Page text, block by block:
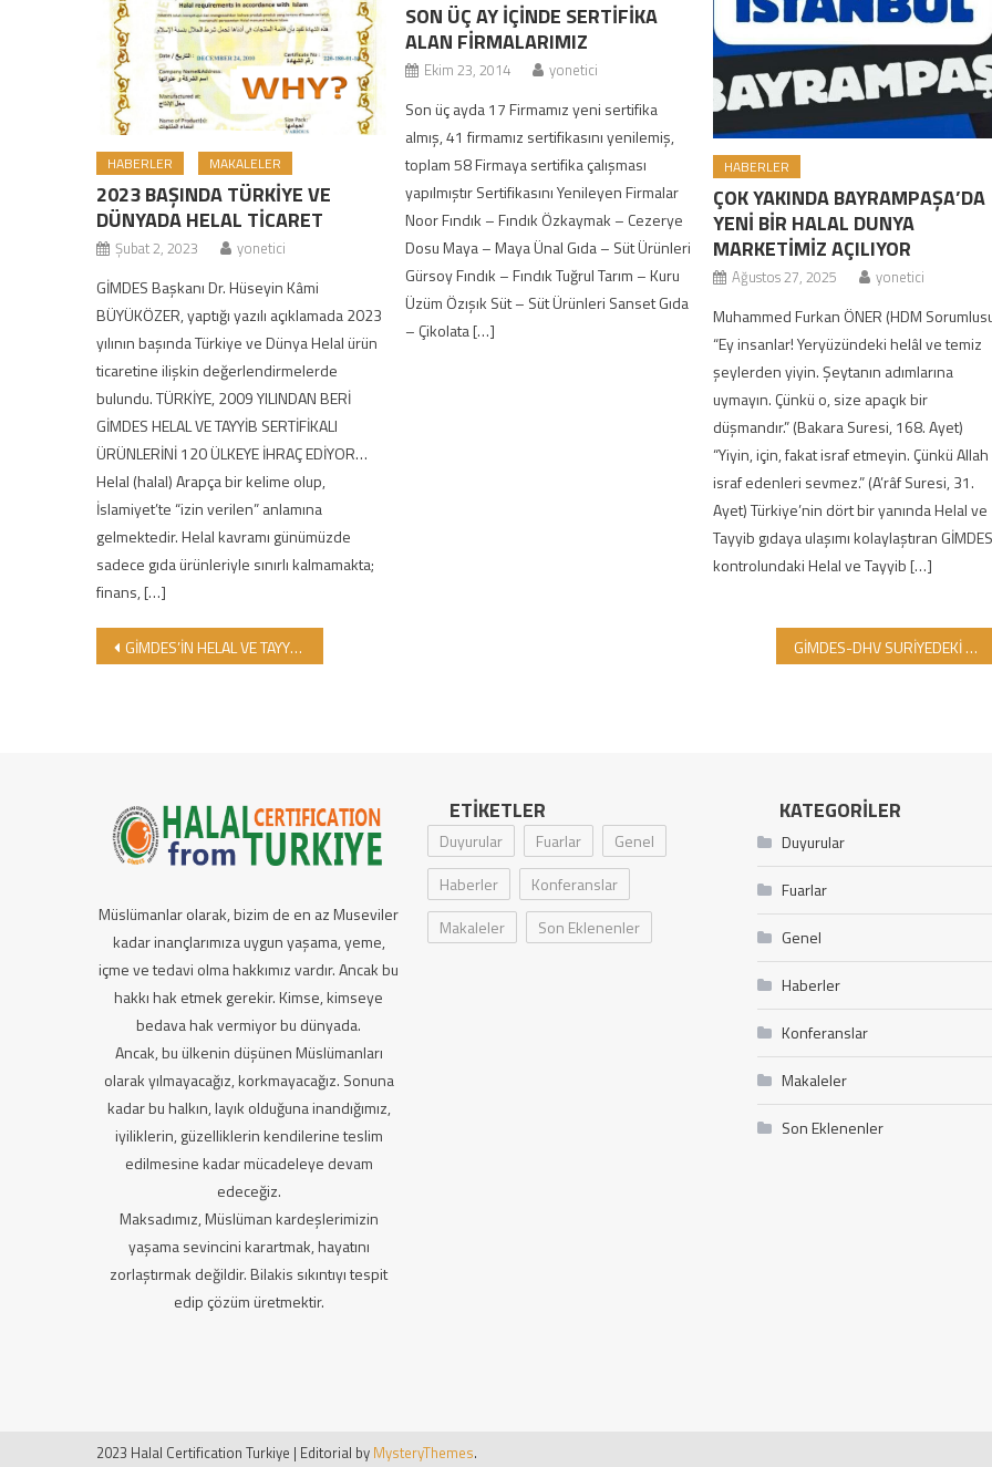
HABERLER MAKALELER
2023 BAŞINDA TÜRKİYE VE
DÜNYADA HELAL TİCARET
Şubat 2, 2023 yonetici
GİMDES Başkanı Dr. Hüseyin Kâmi
BÜYÜKÖZER, yaptığı yazılı açıklamada 2023
yılının başında Türkiye ve Dünya Helal ürün
ticaretine ilişkin değerlendirmelerde
bulundu. TÜRKİYE, 2009 YILINDAN BERİ
GİMDES HELAL VE TAYYİB SERTİFİKALI
ÜRÜNLERİNİ 120 ÜLKEYE İHRAÇ EDİYOR…
Helal (halal) Arapça bir kelime olup,
İslamiyet’te “izin verilen” anlamına
gelmektedir. Helal kavramı günümüzde
sadece gıda ürünleriyle sınırlı kalmamakta;
finans, […]
SON ÜÇ AY İÇİNDE SERTİFİKA
ALAN FİRMALARIMIZ
Ekim 23, 2014 yonetici
Son üç ayda 17 Firmamız yeni sertifika
almış, 41 firmamız sertifikasını yenilemiş,
toplam 58 Firmaya sertifika çalışması
yapılmıştır Sertifikasını Yenileyen Firmalar
Noor Fındık – Fındık Özkaymak – Cezerye
Dosu Maya – Maya Ünal Gıda – Süt Ürünleri
Gürsoy Fındık – Fındık Tuğrul Tarım – Kuru
Üzüm Özışık Süt – Süt Ürünleri Sanset Gıda
– Çikolata […]
HABERLER
ÇOK YAKINDA BAYRAMPAŞA’DA
YENİ BİR HALAL DUNYA
MARKETİMİZ AÇILIYOR
Ağustos 27, 2025 yonetici
Muhammed Furkan ÖNER (HDM
“Ey insanlar! Yeryüzündeki helâl ve temiz
şeylerden yiyin. Şeytanın adımlarına
uymayın. Çünkü o, size apaçık bir
düşmandır.” (Bakara Suresi, 168. Ayet)
“Yiyin, için, fakat israf etmeyin. Çünkü Allah
israf edenleri sevmez.” (A’râf Suresi, 31.
Ayet) Türkiye’nin dört bir yanında Helal ve
Tayyib gıdaya ulaşımı kolaylaştıran
kontrolundaki Helal ve Tayyib […]
Yazı gezinmesi
GİMDES’İN HELAL VE TAYYİB SERTİFİKALAMA ÇALIŞMALARI YAPTIĞI SEKTÖRLER GİMDES-DHV SURİYEDEKİ KARDEŞLERİMİZE 2. YARDIM PAKETİNİ HALİM GİRGİN KARDEŞİMİZLE GÖNDERİYOR
Müslümanlar olarak, bizim de en az Museviler
kadar inançlarımıza uygun yaşama, yeme,
içme ve tedavi olma hakkımız vardır. Ancak bu
hakkı hak etmek gerekir. Kimse, kimseye
bedava hak vermiyor bu dünyada.
Ancak, bu ülkenin düşünen Müslümanları
olarak yılmayacağız, korkmayacağız. Sonuna
kadar bu halkın, layık olduğuna inandığımız,
iyiliklerin, güzelliklerin kendilerine teslim
edilmesine kadar mücadeleye devam
edeceğiz.
Maksadımız, Müslüman kardeşlerimizin
yaşama sevincini karartmak, hayatını
zorlaştırmak değildir. Bilakis sıkıntıyı tespit
edip çözüm üretmektir.
ETIKETLER
Duyurular Fuarlar
Genel
Haberler
Konferanslar
Makaleler
Son Eklenenler
KATEGORILER
Duyurular
Fuarlar
Genel
Haberler
Konferanslar
Makaleler
Son Eklenenler
2023 Halal Certification Turkiye | Editorial by MysteryThemes.